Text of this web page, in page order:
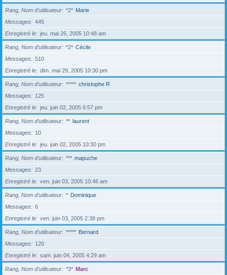
Rang, Nom d’utilisateur *2* Marie
Messages
445
Enregistré le
jeu. mai 26, 2005 10:48 am
Rang, Nom d’utilisateur *2* Cécile
Messages
510
Enregistré le
dim. mai 29, 2005 10:30 pm
Rang, Nom d’utilisateur ***** christophe R
Messages
125
Enregistré le
jeu. juin 02, 2005 6:57 pm
Rang, Nom d’utilisateur ** laurent
Messages
10
Enregistré le
jeu. juin 02, 2005 10:30 pm
Rang, Nom d’utilisateur *** mapuche
Messages
23
Enregistré le
ven. juin 03, 2005 10:46 am
Rang, Nom d’utilisateur * Dominique
Messages
6
Enregistré le
ven. juin 03, 2005 2:38 pm
Rang, Nom d’utilisateur ***** Bernard
Messages
120
Enregistré le
sam. juin 04, 2005 4:29 am
Rang, Nom d’utilisateur *3* Marc